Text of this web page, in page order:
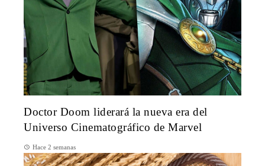
Doctor Doom liderará la nueva era del
Universo Cinematográfico de Marvel
Hace 2 semanas